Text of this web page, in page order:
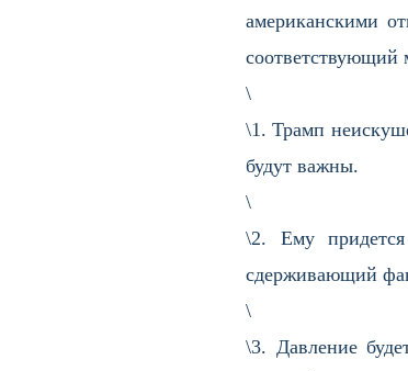
американскими
соответствующий
\
\1. Трамп
будут важны.
\
\2. Ему
сдерживающий
\
\3. Давление